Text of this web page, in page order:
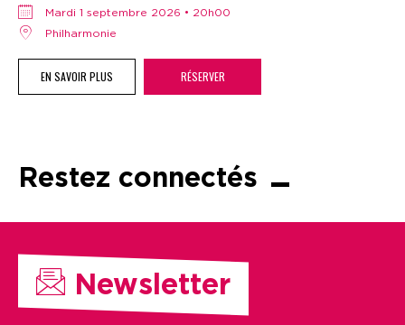
mardi 1 septembre 2026 • 20h00
Philharmonie
EN SAVOIR PLUS RÉSERVER
Restez connectés
Newsletter